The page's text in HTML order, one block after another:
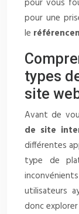
pour vous
pour une
le
types
site
Avant de
de site
différentes
type de
utilisateurs
donc